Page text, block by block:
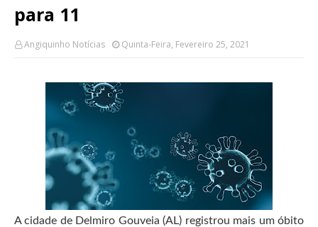
para 11
Angiquinho Notícias Quinta-Feira, Fevereiro 25, 2021
A cidade de Delmiro Gouveia (AL) registrou mais um óbito